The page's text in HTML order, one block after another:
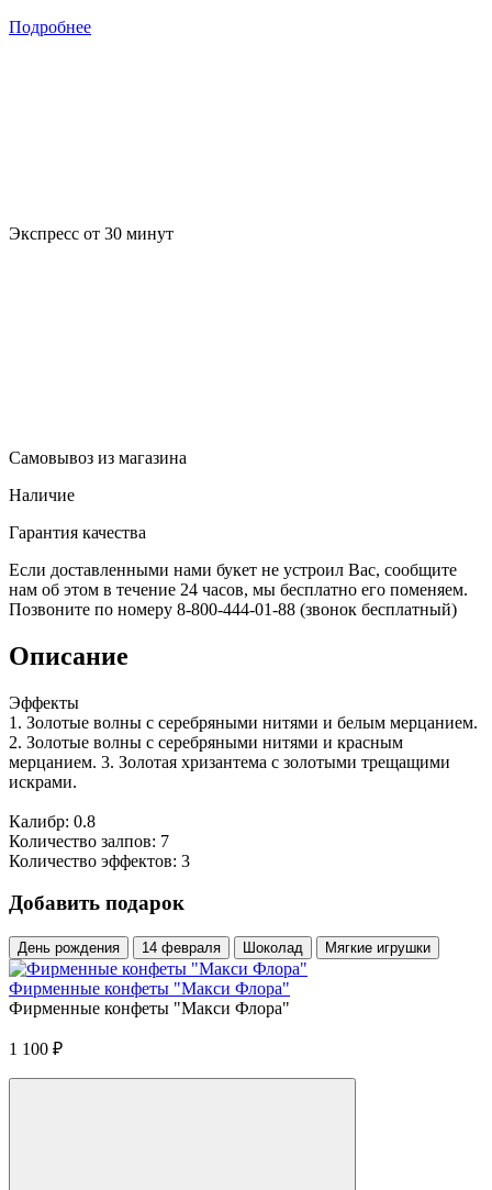
Подробнее
Экспресс от 30 минут
Самовывоз из магазина
Наличие
Гарантия качества
Если доставленными нами букет не устроил Вас, сообщите
нам об этом в течение 24 часов, мы бесплатно его поменяем.
Позвоните по номеру 8-800-444-01-88 (звонок бесплатный)
Описание
Эффекты
1. Золотые волны с серебряными нитями и белым мерцанием.
2. Золотые волны с серебряными нитями и красным
мерцанием. 3. Золотая хризантема с золотыми трещащими
искрами.
Калибр: 0.8
Количество залпов: 7
Количество эффектов: 3
Добавить подарок
День рождения 14 февраля Шоколад Мягкие игрушки
Фирменные конфеты "Макси Флора"
Фирменные конфеты "Макси Флора"
1 100 ₽